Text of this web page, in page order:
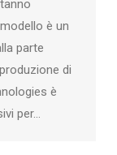
è un
parte
di
è
per…